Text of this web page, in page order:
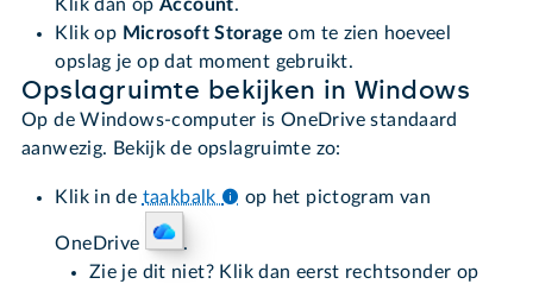
Klik dan opAccount.
Klik op Microsoft Storage om te zien hoeveel
opslag je op dat moment gebruikt.
Opslagruimte bekijken in Windows
Op de Windows-computer is OneDrive standaard
aanwezig. Bekijk de opslagruimte zo:
Klik in de taakbalk op het pictogram van
OneDrive
.
Zie je dit niet? Klik dan eerst rechtsonder op